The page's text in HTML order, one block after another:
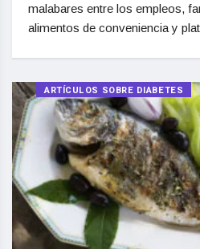
malabares entre los empleos,
alimentos de conveniencia y
ARTÍCULOS SOBRE DIABETES